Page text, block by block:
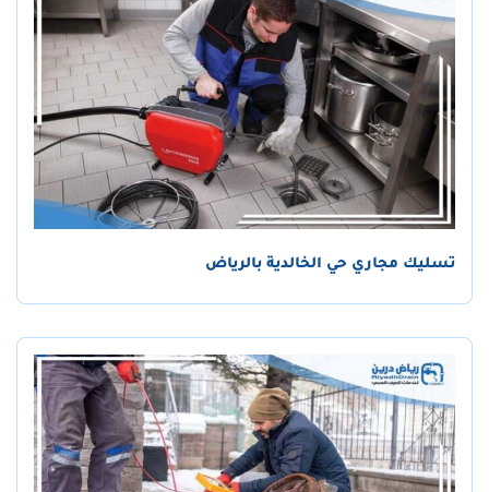
تسليك مجاري حي الخالدية بالرياض